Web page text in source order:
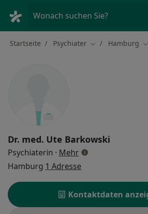
Wonach suchen Sie?
Startseite Psychiater Stadt ändern
Hamburg
Dr. med. Ute Barkowski
Psychiaterin · Mehrüber
Hamburg 1 Adresse
Kontaktdaten